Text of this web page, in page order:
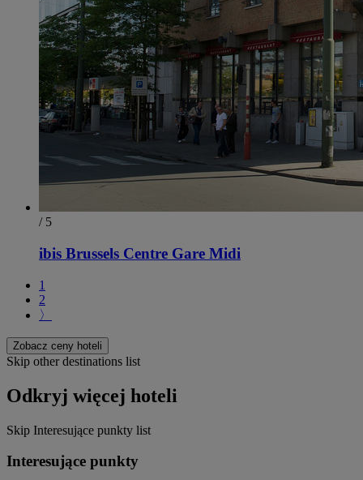
/ 5
ibis Brussels Centre Gare Midi
1
2
〉
Zobacz ceny hoteli
Skip other destinations list
Odkryj więcej hoteli
Skip Interesujące punkty list
Interesujące punkty